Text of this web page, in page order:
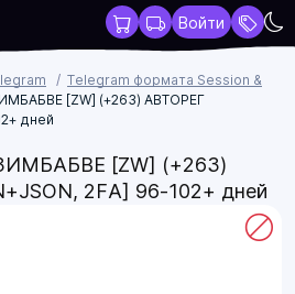
Войти
Telegram формата Session &
[ZW] (+263) АВТОРЕГ
дней
[ZW] (+263)
2FA] 96-102+ дней